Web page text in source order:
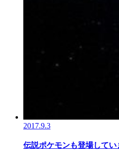
2017.9.3
伝説ポケモンも登場してい